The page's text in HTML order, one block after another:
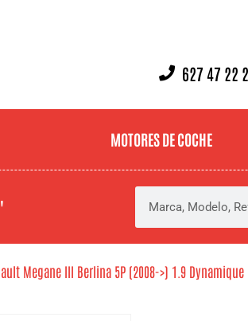
627 47 22
MOTORES DE COCHE
Megane III Berlina 5P (2008->) 1.9 Dynamique